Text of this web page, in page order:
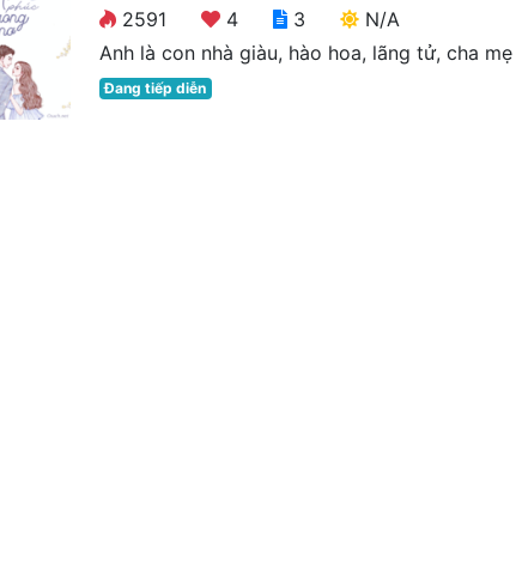
2591 4 3
N/A
Anh là con nhà giàu, hào hoa, lãng tử, cha mẹ
Đang tiếp diễn